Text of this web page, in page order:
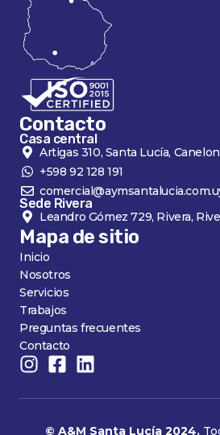
Contacto
Casa central
Artigas 310, Santa Lucía,
+598 92 128 191
Sede Rivera
Leandro Gómez 729, Rivera,
Mapa de sitio
Inicio
Nosotros
Servicios
Trabajos
Preguntas frecuentes
Contacto
© A&M Santa Lucía 2024.